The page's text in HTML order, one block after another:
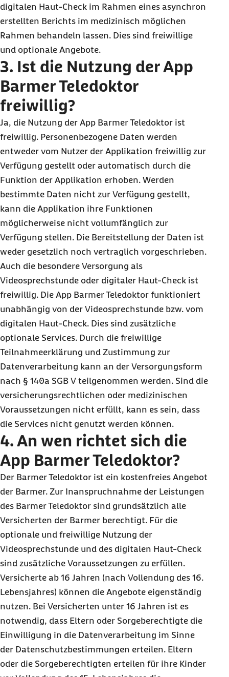
digitalen Haut-Check im Rahmen eines asynchron
erstellten Berichts im medizinisch möglichen
Rahmen behandeln lassen. Dies sind freiwillige
und optionale Angebote.
3. Ist die Nutzung der App
Barmer Teledoktor
freiwillig?
Ja, die Nutzung der App Barmer Teledoktor ist
freiwillig. Personenbezogene Daten werden
entweder vom Nutzer der Applikation freiwillig zur
Verfügung gestellt oder automatisch durch die
Funktion der Applikation erhoben. Werden
bestimmte Daten nicht zur Verfügung gestellt,
kann die Applikation ihre Funktionen
möglicherweise nicht vollumfänglich zur
Verfügung stellen. Die Bereitstellung der Daten ist
weder gesetzlich noch vertraglich vorgeschrieben.
Auch die besondere Versorgung als
Videosprechstunde oder digitaler Haut-Check ist
freiwillig. Die App Barmer Teledoktor funktioniert
unabhängig von der Videosprechstunde bzw. vom
digitalen Haut-Check. Dies sind zusätzliche
optionale Services. Durch die freiwillige
Teilnahmeerklärung und Zustimmung zur
Datenverarbeitung kann an der Versorgungsform
nach § 140a SGB V teilgenommen werden. Sind die
versicherungsrechtlichen oder medizinischen
Voraussetzungen nicht erfüllt, kann es sein, dass
die Services nicht genutzt werden können.
4. An wen richtet sich die
App Barmer Teledoktor?
Der Barmer Teledoktor ist ein kostenfreies Angebot
der Barmer. Zur Inanspruchnahme der Leistungen
des Barmer Teledoktor sind grundsätzlich alle
Versicherten der Barmer berechtigt. Für die
optionale und freiwillige Nutzung der
Videosprechstunde und des digitalen Haut-Check
sind zusätzliche Voraussetzungen zu erfüllen.
Versicherte ab 16 Jahren (nach Vollendung des 16.
Lebensjahres) können die Angebote eigenständig
nutzen. Bei Versicherten unter 16 Jahren ist es
notwendig, dass Eltern oder Sorgeberechtigte die
Einwilligung in die Datenverarbeitung im Sinne
der Datenschutzbestimmungen erteilen. Eltern
oder die Sorgeberechtigten erteilen für ihre Kinder